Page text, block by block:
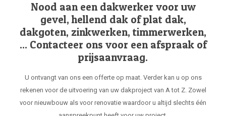
Nood aan een dakwerker voor uw
gevel, hellend dak of plat dak,
dakgoten, zinkwerken, timmerwerken,
... Contacteer ons voor een afspraak of
prijsaanvraag.
U ontvangt van ons een offerte op maat. Verder kan u op ons
rekenen voor de uitvoering van uw dakproject van A tot Z. Zowel
voor nieuwbouw als voor renovatie waardoor u altijd slechts één